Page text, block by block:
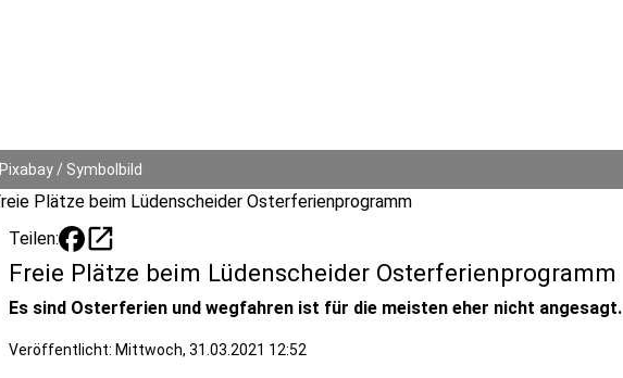
Pixabay / Symbolbild
Teilen: open_in_new
Freie Plätze beim Lüdenscheider Osterferienprogramm
Es sind Osterferien und wegfahren ist für die meisten eher nicht angesagt.
Veröffentlicht: Mittwoch, 31.03.2021 12:52